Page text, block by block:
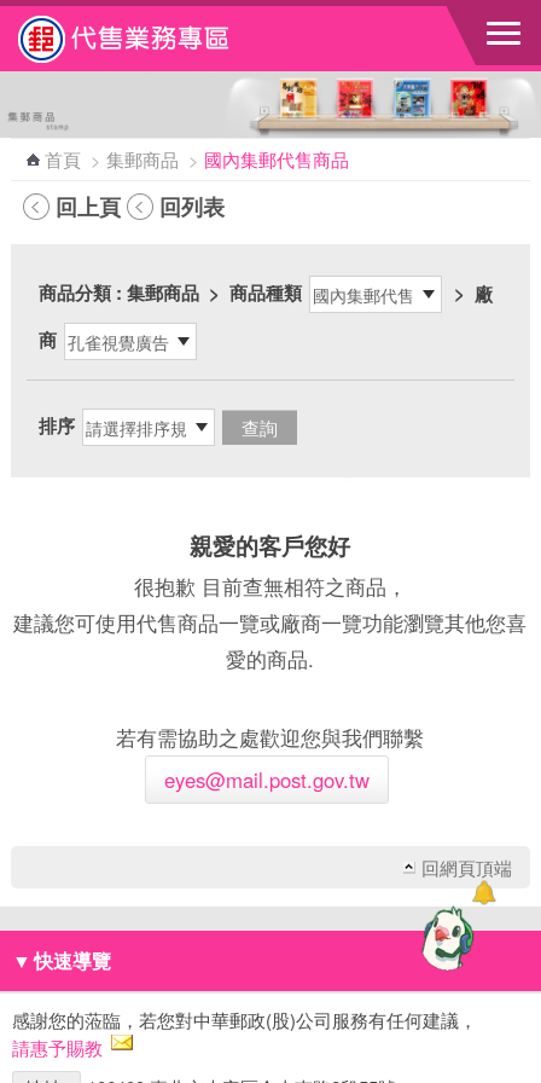
跳到主要內容區塊
首頁 > 集郵商品 > 國內集郵代售商品
回上頁 回列表
商品分類: 集郵商品 > 商品種類 > 廠
商
排序
親愛的客戶您好
很抱歉 目前查無相符之商品，
建議您可使用代售商品一覽或廠商一覽功能瀏覽其他您喜
愛的商品.
若有需協助之處歡迎您與我們聯繫
eyes@mail.post.gov.tw
回網頁頂端
▼ 快速導覽
感謝您的蒞臨，若您對中華郵政(股)公司服務有任何建議，
請惠予賜教